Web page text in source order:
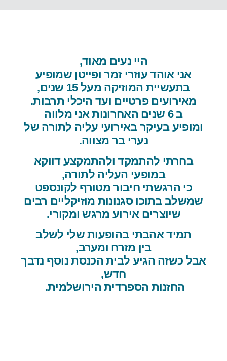
היי נעים מאוד,
אני אוהד עוזרי זמר ופייטן שמופיע
בתעשיית המוזיקה מעל 15 שנים,
מאירועים פרטיים ועד היכלי תרבות.
ב 6 שנים האחרונות אני מלווה
ומופיע בעיקר באירועי עליה לתורה של
נערי בר מצווה.
בחרתי להתמקד ולהתמקצע דווקא
במופעי העליה לתורה,
כי הרגשתי חיבור מטורף לקונספט
שמשלב בתוכו סגנונות מוזיקליים רבים
שיוצרים אירוע מרגש ומקורי.
תמיד אהבתי בהופעות שלי לשלב
בין מזרח ומערב,
אבל כשזה הגיע לבית הכנסת נוסף נדבך
חדש,
החזנות הספרדית הירושלמית.